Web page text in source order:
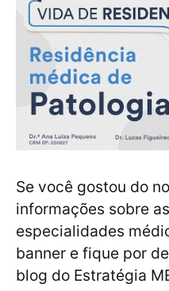
Se você gostou do
informações sobre
especialidades
banner e fique por
blog do Estratégia